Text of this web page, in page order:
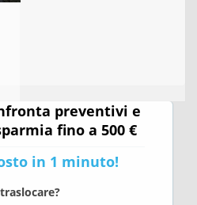
preventivi e
fino a 500 €
in 1 minuto!